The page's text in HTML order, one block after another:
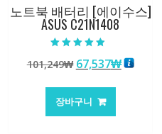
노트북 배터리 [에이수스]
ASUS C21N1408
4.50
로 평가됨
101,249₩ 원
가
격:
67,537₩현
장바구니